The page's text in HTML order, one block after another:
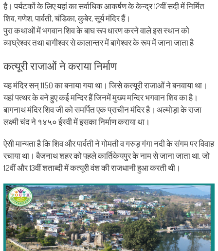
है। पर्यटकों के लिए यहां का सर्वाधिक आकर्षण के केन्द्र 12वीं सदी में निर्मित
शिव, गणेश, पार्वती, चंडिका, कुबेर, सूर्य मंदिर हैं।
पुरा कथाओं में भगवान शिव के बाघ रूप धारण करने वाले इस स्थान को
व्याघ्रेश्वर तथा बागीश्वर से कालान्तर में बागेश्वर के रूप में जाना जाता है
कत्यूरी राजाओं ने कराया निर्माण
यह मंदिर सन् 1150 का बनाया गया था। जिसे कत्यूरी राजाओं ने बनवाया था।
यहां पत्थर के बने हुए कई मन्दिर हैं जिनमें मुख्य मन्दिर भगवान शिव का है।
बागनाथ मंदिर शिव जी को समर्पित एक प्राचीन मंदिर है। अल्मोड़ा के राजा
लक्ष्मी चंद ने १४५० ईस्वी में इसका निर्माण कराया था।
ऐसी मान्यता है कि शिव और पार्वती ने गोमती व गरुड़ गंगा नदी के संगम पर विवाह
रचाया था। बैजनाथ शहर को पहले कार्तिकेयपुर के नाम से जाना जाता था, जो
12वीं और 13वीं शताब्दी में कत्यूरी वंश की राजधानी हुआ करती थी।